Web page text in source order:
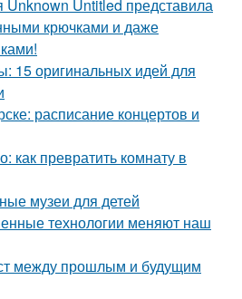
Unknown Untitled представила
крючками и даже
15 оригинальных идей для
расписание концертов и
как превратить комнату в
музеи для детей
технологии меняют наш
между прошлым и будущим